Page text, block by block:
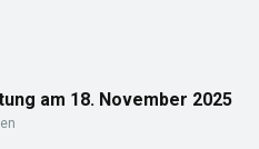
am 18. November 2025